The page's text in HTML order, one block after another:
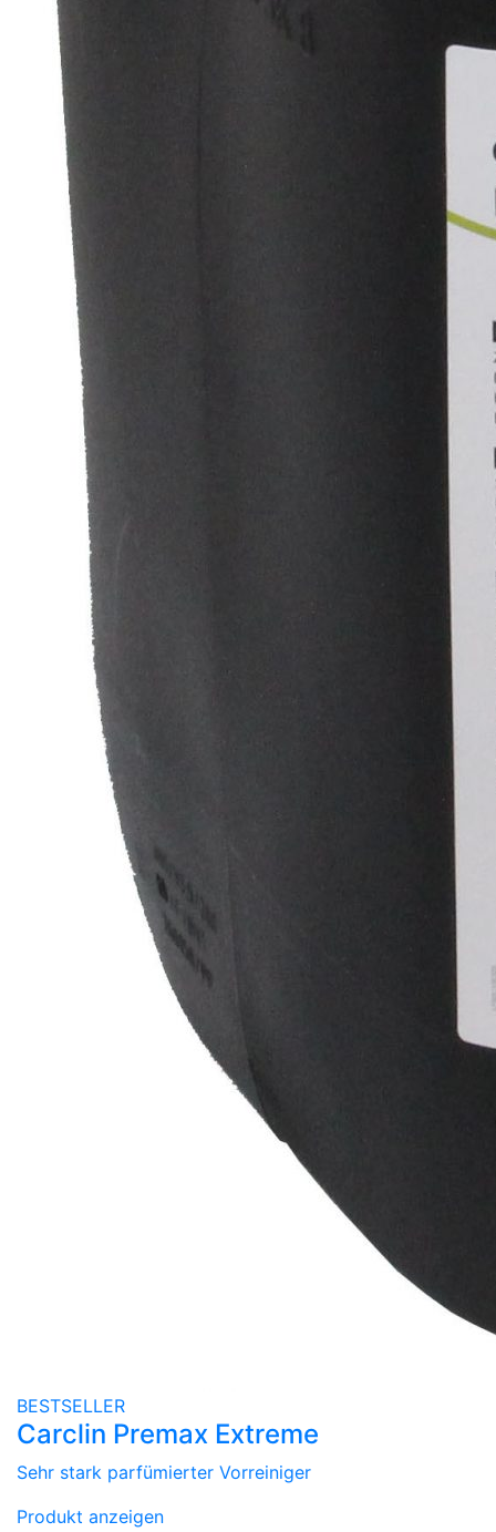
BESTSELLER
Carclin Premax Extreme
Sehr stark parfümierter Vorreiniger
Produkt anzeigen